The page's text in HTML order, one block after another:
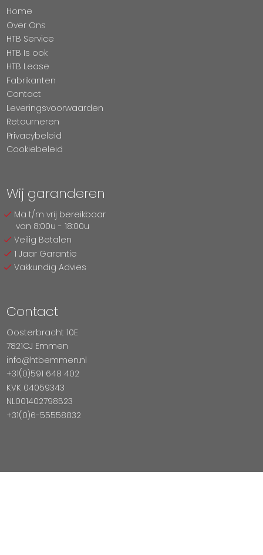
Home
Over Ons
HTB Service
HTB Is ook
HTB Lease
Fabrikanten
Contact
Leveringsvoorwaarden
Retourneren
Privacybeleid
Cookiebeleid
Wij garanderen
Ma t/m vrij bereikbaar
van 8:00u - 18:00u
Veilig Betalen
1 Jaar Garantie
Vakkundig Advies
Contact
Oosterbracht 10E
7821CJ Emmen
info@htbemmen.nl
+31(0)591 648 402
KVK 04059343
NL001402798B23
+31(0)6-55558832